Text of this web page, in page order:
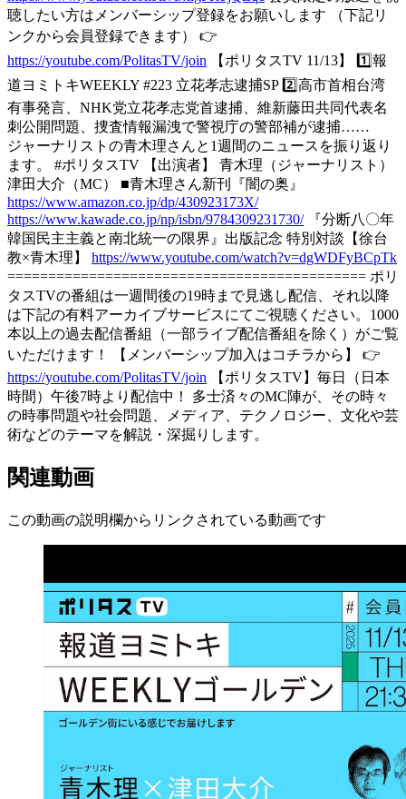
聴したい方はメンバーシップ登録をお願いします （下記リ
ンクから会員登録できます） 👉
https://youtube.com/PolitasTV/join 【ポリタスTV 11/13】 1️⃣報
道ヨミトキWEEKLY #223 立花孝志逮捕SP 2️⃣高市首相台湾
有事発言、NHK党立花孝志党首逮捕、維新藤田共同代表名
刺公開問題、捜査情報漏洩で警視庁の警部補が逮捕……
ジャーナリストの青木理さんと1週間のニュースを振り返り
ます。 #ポリタスTV 【出演者】 青木理（ジャーナリスト）
津田大介（MC） ■青木理さん新刊『闇の奥』
https://www.amazon.co.jp/dp/430923173X/
https://www.kawade.co.jp/np/isbn/9784309231730/『分断八〇年
韓国民主主義と南北統一の限界』出版記念 特別対談【徐台
教×青木理】 https://www.youtube.com/watch?v=dgWDFyBCpTk
============================================ ポリ
タスTVの番組は一週間後の19時まで見逃し配信、それ以降
は下記の有料アーカイブサービスにてご視聴ください。1000
本以上の過去配信番組（一部ライブ配信番組を除く）がご覧
いただけます！ 【メンバーシップ加入はコチラから】 👉
https://youtube.com/PolitasTV/join 【ポリタスTV】毎日（日本
時間）午後7時より配信中！ 多士済々のMC陣が、その時々
の時事問題や社会問題、メディア、テクノロジー、文化や芸
術などのテーマを解説・深掘りします。
関連動画
この動画の説明欄からリンクされている動画です